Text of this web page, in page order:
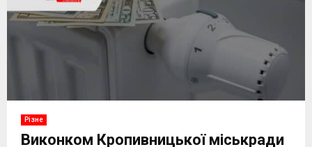
Різне
Виконком Кропивницької міськради